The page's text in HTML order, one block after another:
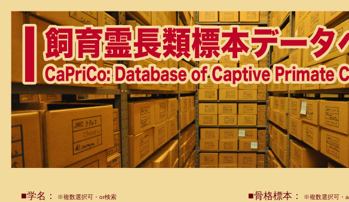
■学名： ※複数選択可・or検索 ■骨格標本： ※複数選択可・